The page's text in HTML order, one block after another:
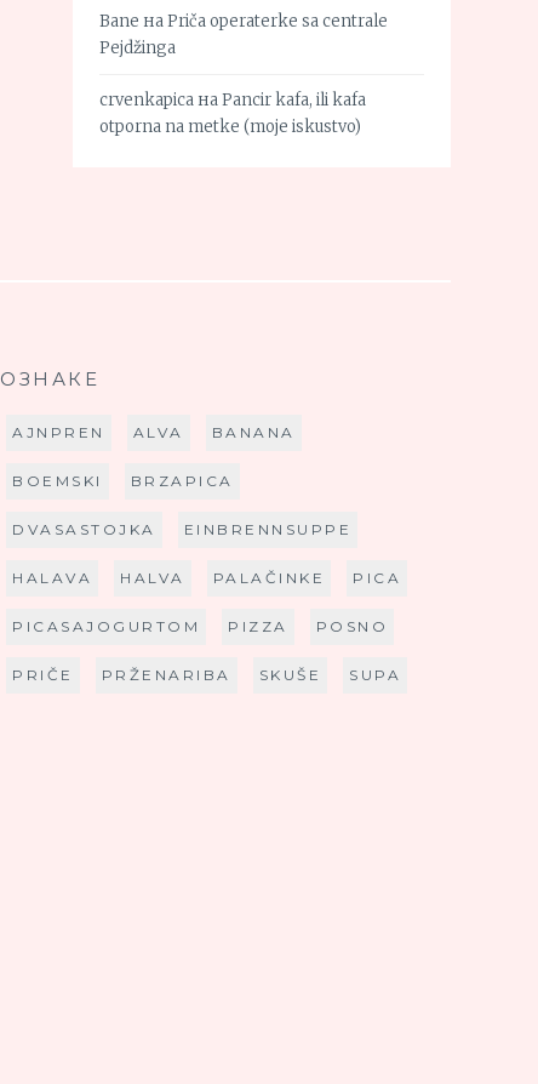
Bane наPriča operaterke sa centrale
Pejdžinga
crvenkapica наPancir kafa, ili kafa
otporna na metke (moje iskustvo)
ОЗНАКЕ
AJNPREN ALVA BANANA
BOEMSKI BRZAPICA
DVASASTOJKA EINBRENNSUPPE
HALAVA HALVA PALAČINKE PICA
PICASAJOGURTOM PIZZA POSNO
PRIČE PRŽENARIBA SKUŠE SUPA